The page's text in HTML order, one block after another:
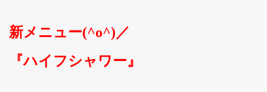
新メニュー(^o^)／
『ハイフシャワー』